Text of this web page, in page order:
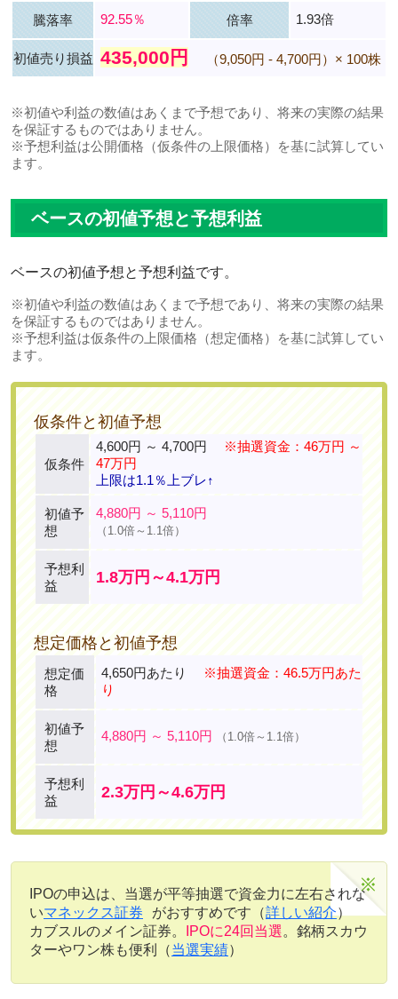
騰落率 92.55％ 倍率 1.93倍
初値売り損益 435,000円 （9,050円 - 4,700円）× 100株
※初値や利益の数値はあくまで予想であり、将来の実際の結果
を保証するものではありません。
※予想利益は公開価格（仮条件の上限価格）を基に試算してい
ます。
ベースの初値予想と予想利益
ベースの初値予想と予想利益です。
※初値や利益の数値はあくまで予想であり、将来の実際の結果
を保証するものではありません。
※予想利益は仮条件の上限価格（想定価格）を基に試算してい
ます。
仮条件と初値予想
仮条件
4,600円 ～ 4,700円
※抽選資金：46万円 ～
47万円
上限は1.1％上ブレ↑
初値予
想
4,880円 ～ 5,110円
（1.0倍～1.1倍）
予想利
益
1.8万円～4.1万円
想定価格と初値予想
想定価
格
4,650円あたり
※抽選資金：46.5万円あた
り
初値予
想
4,880円 ～ 5,110円 （1.0倍～1.1倍）
予想利
益
2.3万円～4.6万円
IPOの申込は、当選が平等抽選で資金力に左右されな
いマネックス証券 がおすすめです（詳しい紹介）
カブスルのメイン証券。
IPOに24回当選。銘柄スカウ
ターやワン株も便利（当選実績）